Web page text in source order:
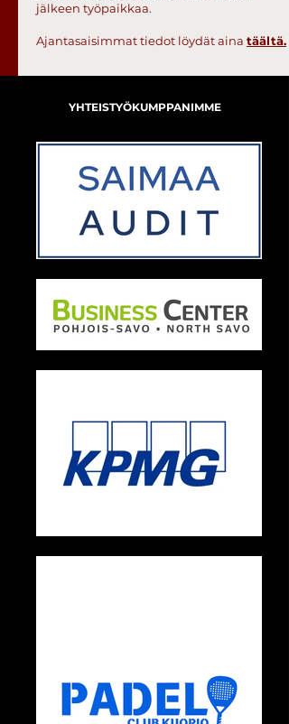
jälkeen työpaikkaa.
Ajantasaisimmat tiedot löydät aina täältä.
YHTEISTYÖKUMPPANIMME